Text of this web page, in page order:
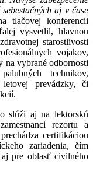
aj v čase
tlačovej konferencii
vysvetlil, hlavnou
starostlivosti
vojakov,
na vybrané odbornosti
technikov,
prevádzky, či
slúži aj na lektorskú
rezortu a
certifikáciou
zariadenia, čím
pre oblasť civilného